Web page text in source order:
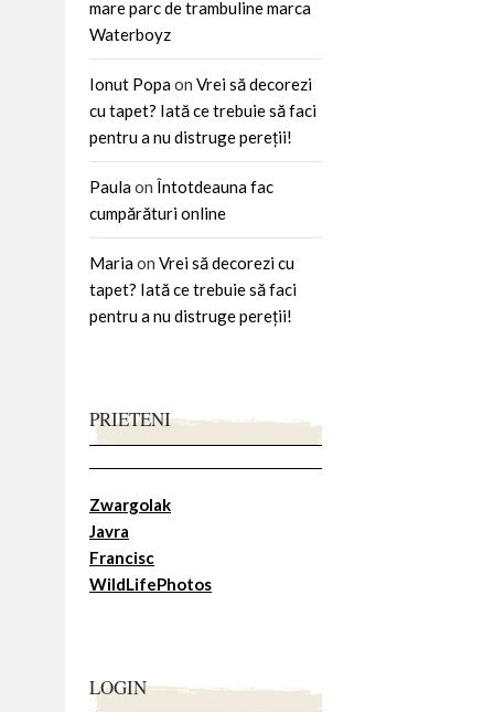
mare parc de trambuline marca
Waterboyz
Ionut Popaon Vrei să decorezi
cu tapet? Iată ce trebuie să faci
pentru a nu distruge pereții!
Paulaon Întotdeauna fac
cumpărături online
Mariaon Vrei să decorezi cu
tapet? Iată ce trebuie să faci
pentru a nu distruge pereții!
PRIETENI
Zwargolak
Javra
Francisc
WildLifePhotos
LOGIN